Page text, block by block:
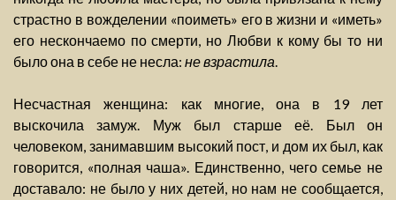
страстно в вожделении «поиметь» его в жизни и «иметь»
его нескончаемо по смерти, но Любви к кому бы то ни
было она в себе не несла: не взрастила.
Несчастная женщина: как многие, она в 19 лет
выскочила замуж. Муж был старше её. Был он
человеком, занимавшим высокий пост, и дом их был, как
говорится, «полная чаша». Единственно, чего семье не
доставало: не было у них детей, но нам не сообщается,